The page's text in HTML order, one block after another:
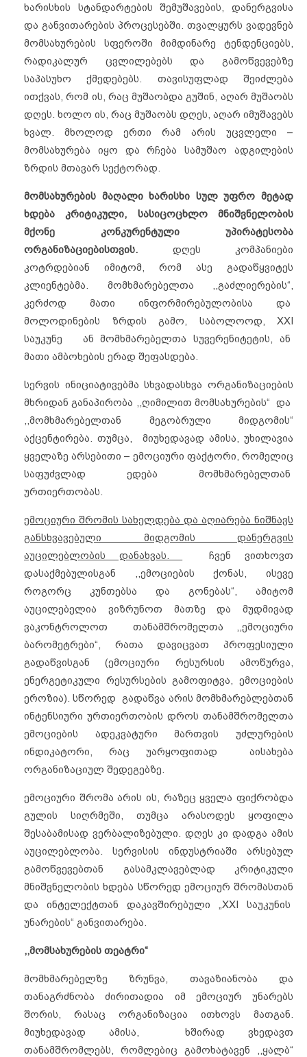
ხარისხის სტანდარტების შემუშავების, დანერგვისა
და განვითარების პროცესებში. თვალყურს ვადევნებ
მომსახურების სფეროში მიმდინარე ტენდენციებს,
რადიკალურ ცვლილებებს და გამოწვევებზე
საპასუხო ქმედებებს. თავისუფლად შეიძლება
ითქვას, რომ ის, რაც მუშაობდა გუშინ, აღარ მუშაობს
დღეს. ხოლო ის, რაც მუშაობს დღეს, აღარ იმუშავებს
ხვალ. მხოლოდ ერთი რამ არის უცვლელი –
მომსახურება იყო და რჩება სამუშაო ადგილების
ზრდის მთავარ სექტორად.
მომსახურების მაღალი ხარისხი სულ უფრო მეტად
ხდება კრიტიკული, სასიცოცხლო მნიშვნელობის
მქონე კონკურენტული უპირატესობა
ორგანიზაციებისთვის. დღეს კომპანიები
კოტრდებიან იმიტომ, რომ ასე გადაწყვიტეს
კლიენტებმა. მომხმარებელთა ,,გაძლიერების“,
კერძოდ მათი ინფორმირებულობისა და
მოლოდინების ზრდის გამო, საბოლოოდ, XXI
საუკუნე ან მომხმარებელთა სუვერენიტეტის, ან
მათი ამბოხების ერად შეფასდება.
სერვის ინიციატივებმა სხვადასხვა ორგანიზაციების
მხრიდან განაპირობა ,,ღიმილით მომსახურების“ და
,,მომხმარებელთან მეგობრული მიდგომის“
აქცენტირება. თუმცა, მიუხედავად ამისა, უხილავია
ყველაზე არსებითი – ემოციური ფაქტორი, რომელიც
საფუძვლად ედება მომხმარებელთან
ურთიერთობას.
ემოციური შრომის სახელდება და აღიარება ნიშნავს
განსხვავებული მიდგომის დანერგვის
აუცილებლობის დანახვას.
ჩვენ ვითხოვთ
დასაქმებულისგან ,,ემოციების ქონას, ისევე
როგორც კუნთებსა და გონებას“, ამიტომ
აუცილებელია ვიზრუნოთ მათზე და მუდმივად
ვაკონტროლოთ თანამშრომელთა ,,ემოციური
ბარომეტრები“, რათა დავიცვათ პროფესიული
გადაწვისგან (ემოციური რესურსის ამოწურვა,
ენერგეტიკული რესურსების გამოფიტვა, ემოციების
ეროზია). სწორედ გადაწვა არის მომხმარებლებთან
ინტენსიური ურთიერთობის დროს თანამშრომელთა
ემოციების ადეკვატური მართვის უძლურების
ინდიკატორი, რაც უარყოფითად აისახება
ორგანიზაციულ შედეგებზე.
ემოციური შრომა არის ის, რაზეც ყველა ფიქრობდა
გულის სიღრმეში, თუმცა არასოდეს ყოფილა
შესაბამისად ვერბალიზებული. დღეს კი დადგა ამის
აუცილებლობა. სერვისის ინდუსტრიაში არსებულ
გამოწვევებთან გასამკლავებლად კრიტიკული
მნიშვნელობის ხდება სწორედ ემოციურ შრომასთან
და ინტელექტთან დაკავშირებული „XXI საუკუნის
უნარების“ განვითარება.
,,მომსახურების თეატრი“
მომხმარებელზე ზრუნვა, თავაზიანობა და
თანაგრძნობა ძირითადია იმ ემოციურ უნარებს
შორის, რასაც ორგანიზაცია ითხოვს მათგან.
მიუხედავად ამისა, ხშირად ვხედავთ
თანამშრომლებს, რომლებიც გამოხატავენ ,,ყალბ“